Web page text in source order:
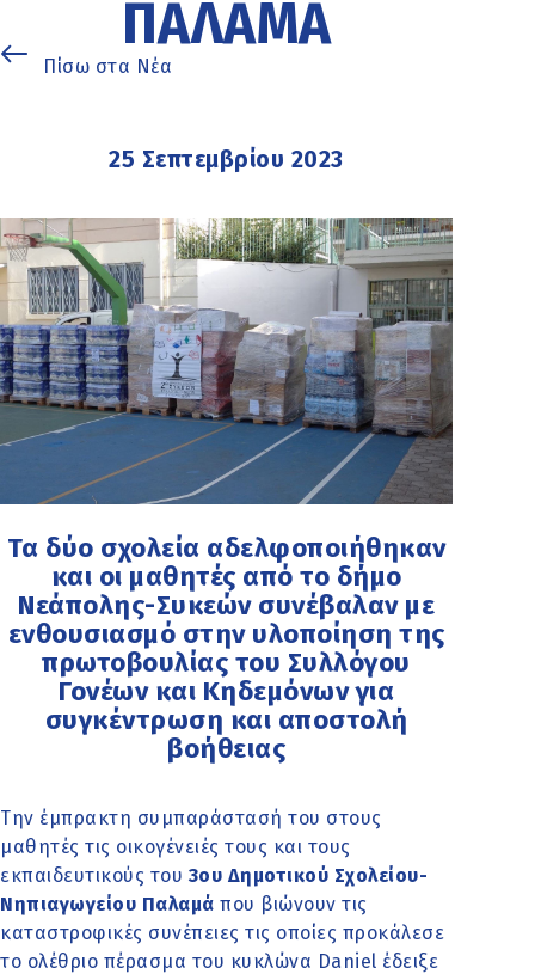
ΠΑΛΑΜΆ
Πίσω στα Νέα
25 Σεπτεμβρίου 2023
Τα δύο σχολεία αδελφοποιήθηκαν
και οι μαθητές από το δήμο
Νεάπολης-Συκεών συνέβαλαν με
ενθουσιασμό στην υλοποίηση της
πρωτοβουλίας του Συλλόγου
Γονέων και Κηδεμόνων για
συγκέντρωση και αποστολή
βοήθειας
Την έμπρακτη συμπαράστασή του στους
μαθητές τις οικογένειές τους και τους
εκπαιδευτικούς του 3ου Δημοτικού Σχολείου-
Νηπιαγωγείου Παλαμά που βιώνουν τις
καταστροφικές συνέπειες τις οποίες προκάλεσε
το ολέθριο πέρασμα του κυκλώνα Daniel έδειξε